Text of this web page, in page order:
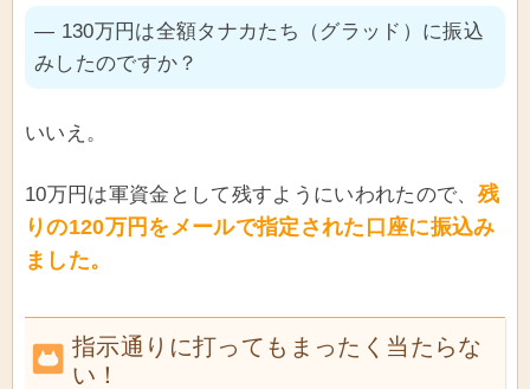
― 130万円は全額タナカたち（グラッド）に振込
みしたのですか？
いいえ。
10万円は軍資金として残すようにいわれたので、 残
りの120万円をメールで指定された口座に振込み
ました。
指示通りに打ってもまったく当たらな
い！